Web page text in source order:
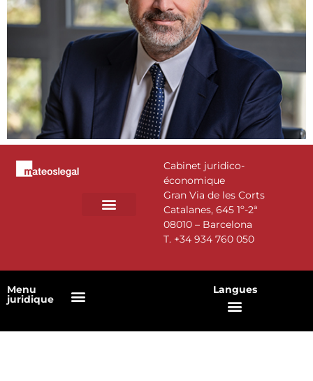
Cabinet juridico-
économique
Gran Via de les Corts
Catalanes, 645 1º-2ª
08010 – Barcelona
T. +34 934 760 050
Menu
juridique
Langues